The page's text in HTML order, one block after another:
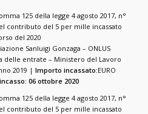
125 della legge 4 agosto 2017, n°
contributo del 5 per mille incassato
del 2020
Sanluigi Gonzaga – ONLUS
delle entrate – Ministero del Lavoro
2019 | Importo incassato:EURO
06 ottobre 2020
125 della legge 4 agosto 2017, n°
contributo del 5 per mille incassato